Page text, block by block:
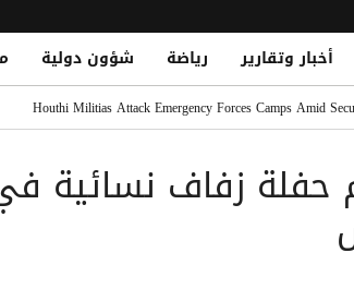
أخبار وتقارير رياضة شؤون دولية
Houthi Militias Attack Emergency Forces Camps Amid
من ضم زيركزي وكولو مواني في صفقة مزدوجة
الأيقونية أمام بلجيكا: قصة لحظة أسطورية
حفلة زفاف نسائية